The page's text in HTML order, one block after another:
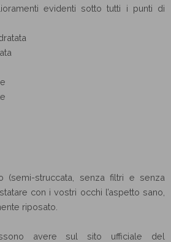
evidenti sotto tutti i punti di
(semi-struccata, senza filtri e senza
con i vostri occhi l’aspetto sano,
riposato.
avere sul sito ufficiale del